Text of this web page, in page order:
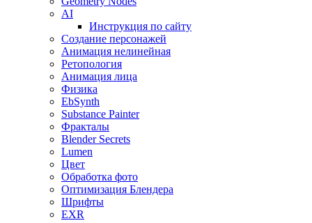
AI
Инструкция по сайту
Создание персонажей
Анимация нелинейная
Ретопология
Анимация лица
Физика
EbSynth
Substance Painter
Фракталы
Blender Secrets
Lumen
Цвет
Обработка фото
Оптимизация Блендера
Шрифты
EXR